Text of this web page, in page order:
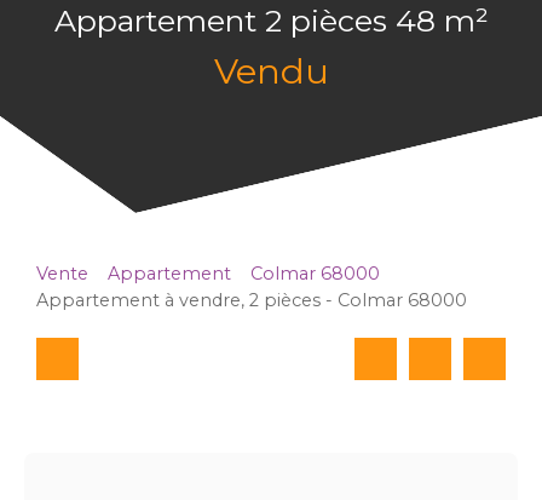
Appartement 2 pièces 48 m²
Vendu
Vente Appartement
Colmar 68000
Appartement à vendre, 2 pièces - Colmar 68000